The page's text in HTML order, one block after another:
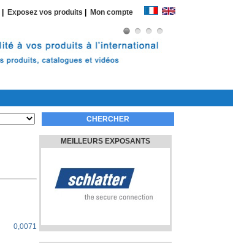
Exposez vos produits Mon compte
0,0071
MEILLEURS EXPOSANTS